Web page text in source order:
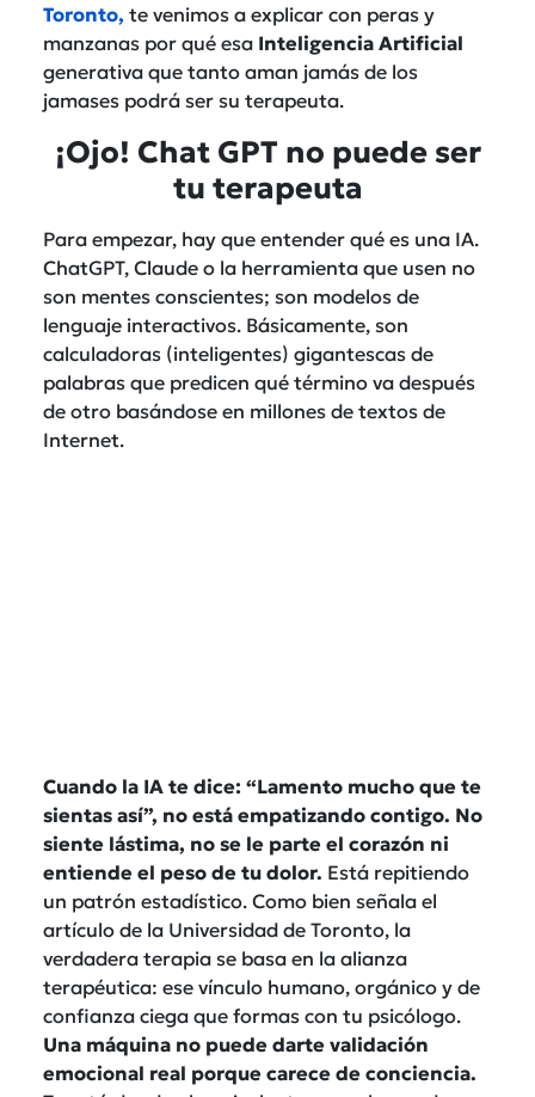
Toronto, te venimos a explicar con peras y
manzanas por qué esa Inteligencia Artificial
generativa que tanto aman jamás de los
jamases podrá ser su terapeuta.
¡Ojo! Chat GPT no puede ser
tu terapeuta
Para empezar, hay que entender qué es una IA.
ChatGPT, Claude o la herramienta que usen no
son mentes conscientes; son modelos de
lenguaje interactivos. Básicamente, son
calculadoras (inteligentes) gigantescas de
palabras que predicen qué término va después
de otro basándose en millones de textos de
Internet.
Cuando la IA te dice: “Lamento mucho que te
sientas así”, no está empatizando contigo. No
siente lástima, no se le parte el corazón ni
entiende el peso de tu dolor. Está repitiendo
un patrón estadístico. Como bien señala el
artículo de la Universidad de Toronto, la
verdadera terapia se basa en la alianza
terapéutica: ese vínculo humano, orgánico y de
confianza ciega que formas con tu psicólogo.
Una máquina no puede darte validación
emocional real porque carece de conciencia.